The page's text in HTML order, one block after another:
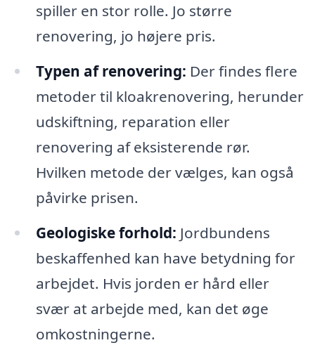
spiller en stor rolle. Jo større
renovering, jo højere pris.
Typen af renovering: Der findes flere
metoder til kloakrenovering, herunder
udskiftning, reparation eller
renovering af eksisterende rør.
Hvilken metode der vælges, kan også
påvirke prisen.
Geologiske forhold: Jordbundens
beskaffenhed kan have betydning for
arbejdet. Hvis jorden er hård eller
svær at arbejde med, kan det øge
omkostningerne.